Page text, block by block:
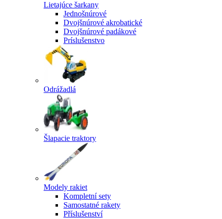
Lietajúce šarkany
Jednošnúrové
Dvojšnúrové akrobatické
Dvojšnúrové padákové
Príslušenstvo
Odrážadlá
Šlapacie traktory
Modely rakiet
Kompletní sety
Samostatné rakety
Příslušenství